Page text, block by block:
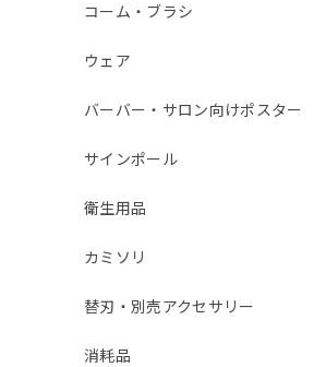
コーム・ブラシ
ウェア
バーバー・サロン向けポスター
サインポール
衛生用品
カミソリ
替刃・別売アクセサリー
消耗品